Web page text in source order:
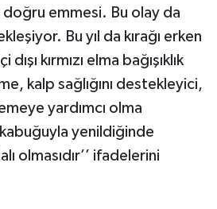
emmesi. Bu olay da
Bu yıl da kırağı erken
kırmızı elma bağışıklık
kalp sağlığını destekleyici,
yardımcı olma
kabuğuyla yenildiğinde
olmasıdır’’ ifadelerini